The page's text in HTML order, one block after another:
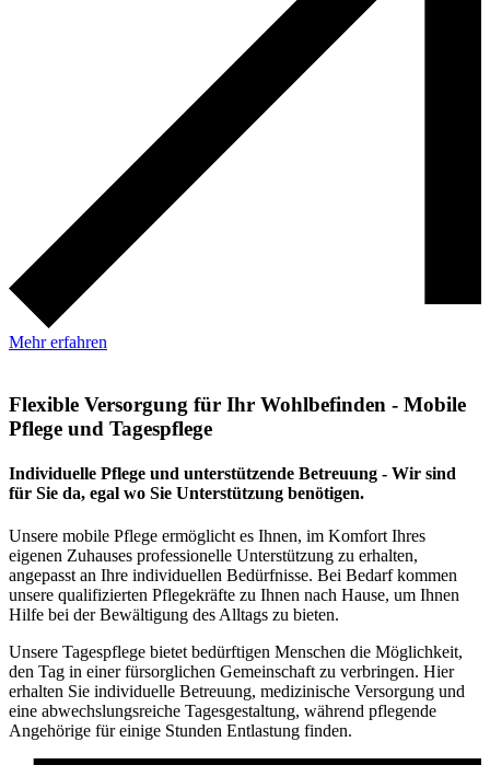
Mehr erfahren
Flexible Versorgung für Ihr Wohlbefinden - Mobile
Pflege und Tagespflege
Individuelle Pflege und unterstützende Betreuung - Wir sind
für Sie da, egal wo Sie Unterstützung benötigen.
Unsere mobile Pflege ermöglicht es Ihnen, im Komfort Ihres
eigenen Zuhauses professionelle Unterstützung zu erhalten,
angepasst an Ihre individuellen Bedürfnisse. Bei Bedarf kommen
unsere qualifizierten Pflegekräfte zu Ihnen nach Hause, um Ihnen
Hilfe bei der Bewältigung des Alltags zu bieten.
Unsere Tagespflege bietet bedürftigen Menschen die Möglichkeit,
den Tag in einer fürsorglichen Gemeinschaft zu verbringen. Hier
erhalten Sie individuelle Betreuung, medizinische Versorgung und
eine abwechslungsreiche Tagesgestaltung, während pflegende
Angehörige für einige Stunden Entlastung finden.